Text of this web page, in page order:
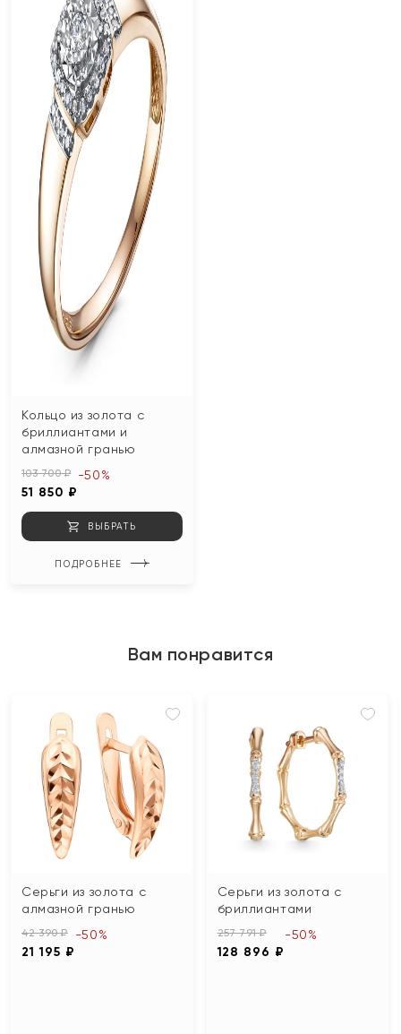
Кольцо из золота с
бриллиантами и
алмазной гранью
103 700 ₽
51 850 ₽
-50%
ВЫБРАТЬ
ПОДРОБНЕЕ
Вам понравится
Серьги из золота с
алмазной гранью
42 390 ₽
21 195 ₽
-50%
Серьги из золота с
бриллиантами
257 791 ₽
128 896 ₽
-50%